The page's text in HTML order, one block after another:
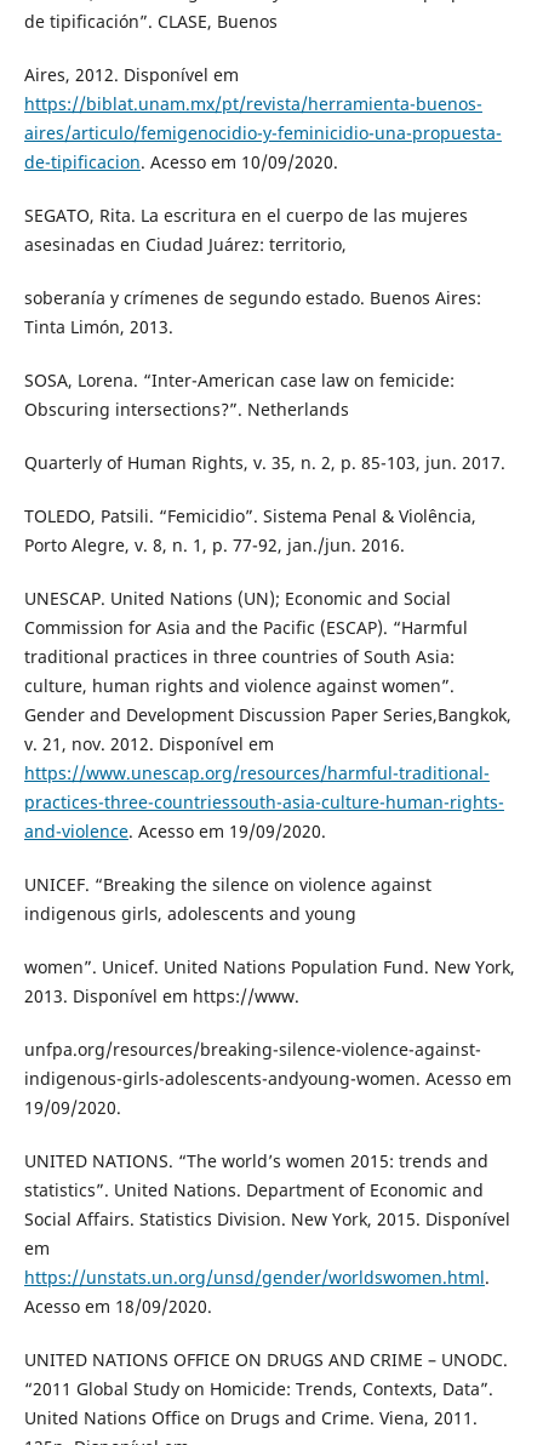
de tipificación”. CLASE, Buenos
Aires, 2012. Disponível em
https://biblat.unam.mx/pt/revista/herramienta-buenos-
aires/articulo/femigenocidio-y-feminicidio-una-propuesta-
de-tipificacion. Acesso em 10/09/2020.
SEGATO, Rita. La escritura en el cuerpo de las mujeres
asesinadas en Ciudad Juárez: territorio,
soberanía y crímenes de segundo estado. Buenos Aires:
Tinta Limón, 2013.
SOSA, Lorena. “Inter-American case law on femicide:
Obscuring intersections?”. Netherlands
Quarterly of Human Rights, v. 35, n. 2, p. 85-103, jun. 2017.
TOLEDO, Patsili. “Femicidio”. Sistema Penal & Violência,
Porto Alegre, v. 8, n. 1, p. 77-92, jan./jun. 2016.
UNESCAP. United Nations (UN); Economic and Social
Commission for Asia and the Pacific (ESCAP). “Harmful
traditional practices in three countries of South Asia:
culture, human rights and violence against women”.
Gender and Development Discussion Paper Series,Bangkok,
v. 21, nov. 2012. Disponível em
https://www.unescap.org/resources/harmful-traditional-
practices-three-countriessouth-asia-culture-human-rights-
and-violence. Acesso em 19/09/2020.
UNICEF. “Breaking the silence on violence against
indigenous girls, adolescents and young
women”. Unicef. United Nations Population Fund. New York,
2013. Disponível em https://www.
unfpa.org/resources/breaking-silence-violence-against-
indigenous-girls-adolescents-andyoung-women. Acesso em
19/09/2020.
UNITED NATIONS. “The world’s women 2015: trends and
statistics”. United Nations. Department of Economic and
Social Affairs. Statistics Division. New York, 2015. Disponível
em
https://unstats.un.org/unsd/gender/worldswomen.html.
Acesso em 18/09/2020.
UNITED NATIONS OFFICE ON DRUGS AND CRIME – UNODC.
“2011 Global Study on Homicide: Trends, Contexts, Data”.
United Nations Office on Drugs and Crime. Viena, 2011.